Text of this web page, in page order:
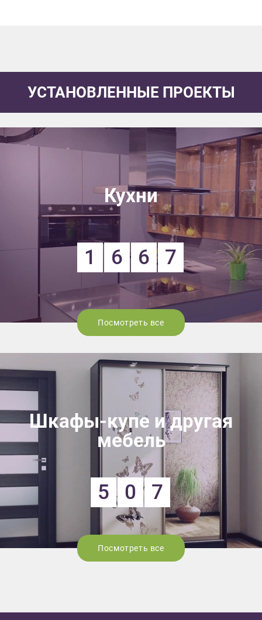
УСТАНОВЛЕННЫЕ ПРОЕКТЫ
Кухни
1 6 6 7
Посмотреть все
Шкафы-купе и другая
мебель
5 0 7
Посмотреть все